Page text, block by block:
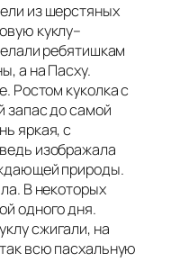
из шерстяных
куклу–
ребятишкам
а на Пасху.
Ростом куколка с
запас до самой
яркая, с
изображала
природы.
В некоторых
одного дня.
сжигали, на
всю пасхальную